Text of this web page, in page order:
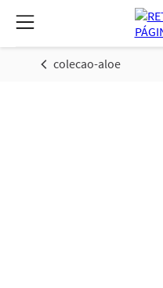
colecao-aloe